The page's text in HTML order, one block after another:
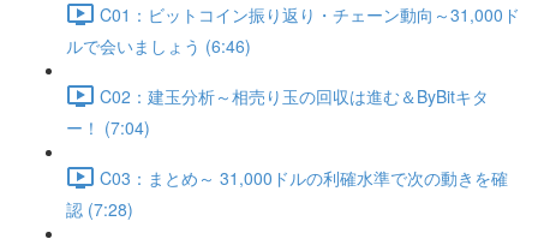
C01：ビットコイン振り返り・チェーン動向～31,000ド
ルで会いましょう (6:46)
C02：建玉分析～相売り玉の回収は進む＆ByBitキタ
ー！ (7:04)
C03：まとめ～ 31,000ドルの利確水準で次の動きを確
認 (7:28)